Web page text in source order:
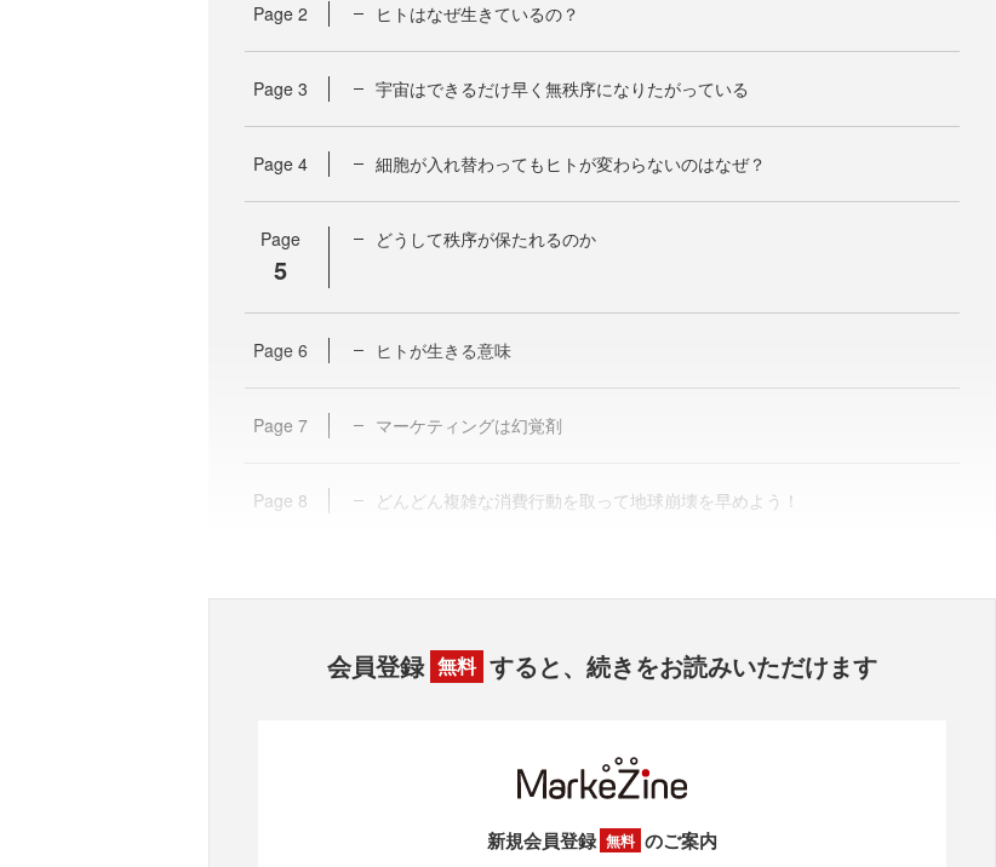
Page 2 ヒトはなぜ生きているの？
Page 3 宇宙はできるだけ早く無秩序になりたがっている
Page 4 細胞が入れ替わってもヒトが変わらないのはなぜ？
Page
5
どうして秩序が保たれるのか
Page 6 ヒトが生きる意味
Page 7 マーケティングは幻覚剤
Page 8 どんどん複雑な消費行動を取って地球崩壊を早めよう！
会員登録 無料 すると、続きをお読みいただけます
新規会員登録 無料 のご案内